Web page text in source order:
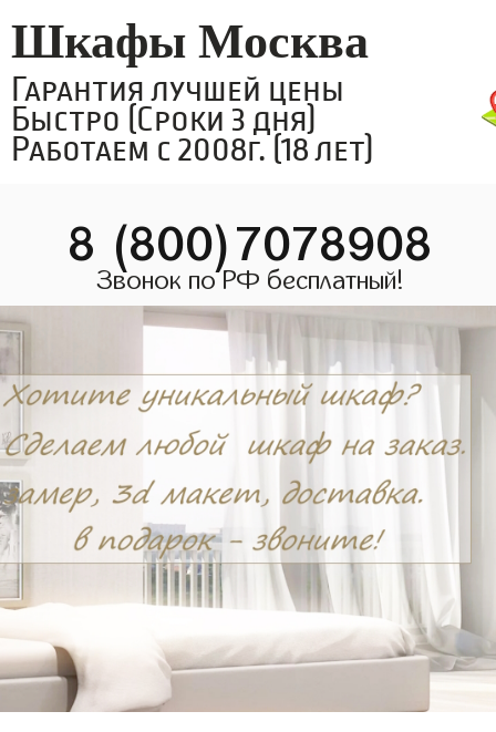
Шкафы Москва
Гарантия лучшей цены
Быстро (Сроки 3 дня)
Работаем с 2008г. (18 лет)
8 (800)7078908
Звонок по РФ бесплатный!